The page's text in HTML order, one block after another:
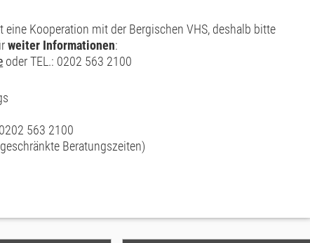
eine Kooperation mit der Bergischen VHS, deshalb bitte
weiter Informationen:
oder TEL.: 0202 563 2100
563 2100
Beratungszeiten)